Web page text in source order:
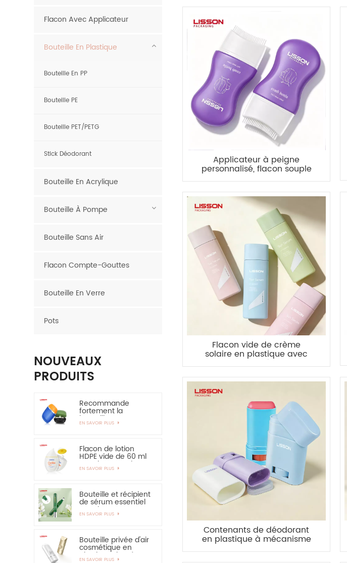
Applicateur à peigne
personnalisé, flacon souple
pour massage du cuir
Flacon vide de crème
solaire en plastique avec
bouchon à vis
Contenants de déodorant
en plastique à mécanisme
tournant vides
Flacon Avec Applicateur
Bouteille En Plastique
Bouteille En PP
Bouteille PE
Bouteille PET/PETG
Stick Déodorant
Bouteille En Acrylique
Bouteille À Pompe
Bouteille Sans Air
Flacon Compte-Gouttes
Bouteille En Verre
Pots
NOUVEAUX
PRODUITS
Recommande
fortement la
bouteille en
plastique ovale de
50ml EVOH
EN SAVOIR PLUS
Flacon de lotion
HDPE vide de 60 ml
pour la protection
solaire - vivement
EN SAVOIR PLUS
Bouteille et récipient
de sérum essentiel
pour les yeux,
applicateur en
EN SAVOIR PLUS
Bouteille privée d'air
cosmétique en
plastique de crème
EN SAVOIR PLUS